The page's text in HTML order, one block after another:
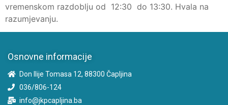
vremenskom razdoblju od 12:30 do 13:30. Hvala na
razumjevanju.
Osnovne informacije
Don Ilije Tomasa 12, 88300 Čapljina
036/806-124
info@jkpcapljina.ba